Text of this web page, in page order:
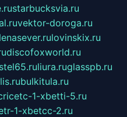
starbucksvia.ru
vektor-doroga.ru
lenasever.rulovinskix.ru
discofoxworld.ru
liura.ruglasspb.ru
bulkitula.ru
1-xbetti-5.ru
1-xbetcc-2.ru